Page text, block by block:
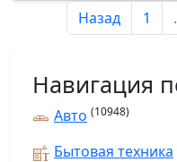
Назад
1
Навигация
Авто (10948)
Бытовая техника